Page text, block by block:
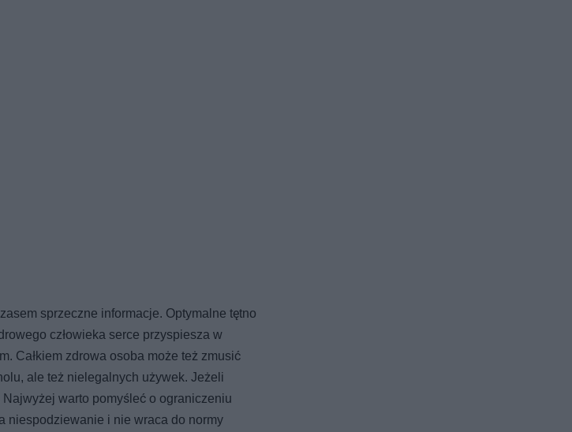
sprzeczne informacje. Optymalne tętno
człowieka serce przyspiesza w
Całkiem zdrowa osoba może też zmusić
ale też nielegalnych używek. Jeżeli
warto pomyśleć o ograniczeniu
niespodziewanie i nie wraca do normy